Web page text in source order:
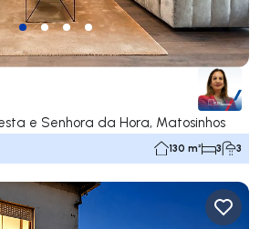
e Senhora da Hora, Matosinhos
130 m² 3 3